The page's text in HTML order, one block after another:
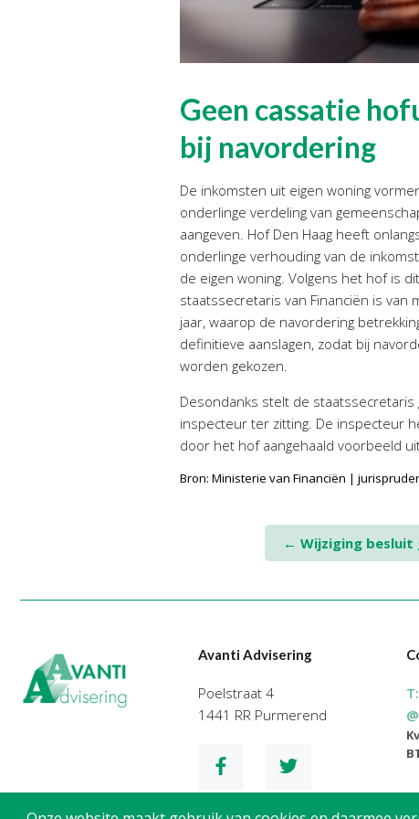
Geen cassatie
bij navordering
De inkomsten uit eigen woning
onderlinge verdeling van
aangeven. Hof Den Haag heeft
onderlinge verhouding van de
de eigen woning. Volgens het hof is
staatssecretaris van Financiën is
jaar, waarop de navordering
definitieve aanslagen, zodat bij
worden gekozen.
Desondanks stelt de
inspecteur ter zitting. De inspecteur
door het hof aangehaald voorbeeld
Bron: Ministerie van Financiën |
← Wijziging
Avanti Advisering
Poelstraat 4
1441 RR Purmerend
T: